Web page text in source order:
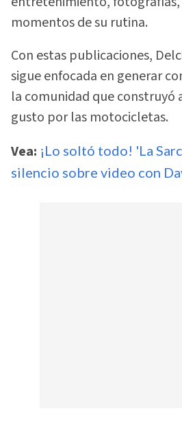
momentos de su rutina.
Con estas publicaciones,
sigue enfocada en generar
la comunidad que construyó
gusto por las motocicletas.
Vea: ¡Lo soltó todo! 'La
silencio sobre video con